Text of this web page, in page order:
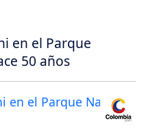
en el Parque
50 años